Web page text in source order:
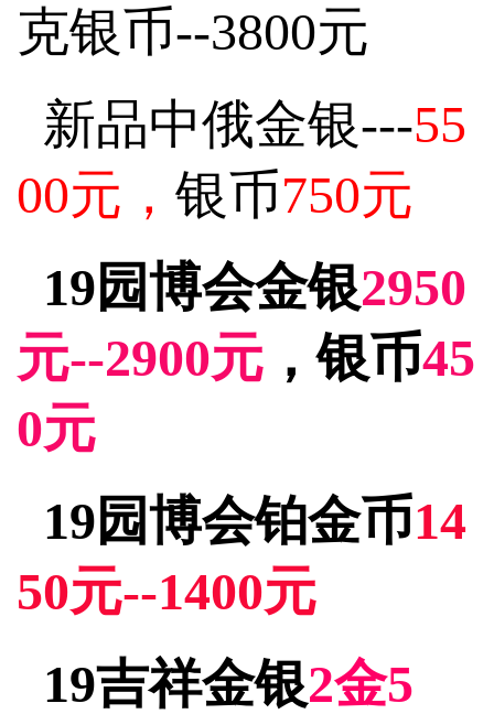
克银币--3800元
新品中俄金银---55
00元， 银币750元
19园博会金银2950
元--2900元 ，银币45
0元
19园博会铂金币14
50元--1400元
19吉祥金银2金5